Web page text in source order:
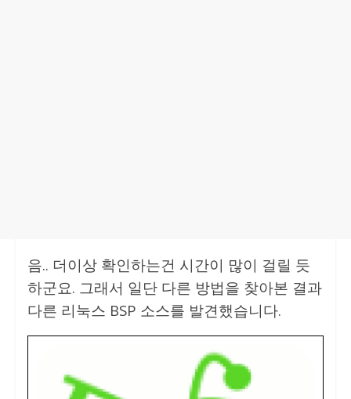
음.. 더이상 확인하는건 시간이 많이 걸릴 듯
하군요. 그래서 일단 다른 방법을 찾아본 결과
다른 리눅스 BSP 소스를 발견했습니다.